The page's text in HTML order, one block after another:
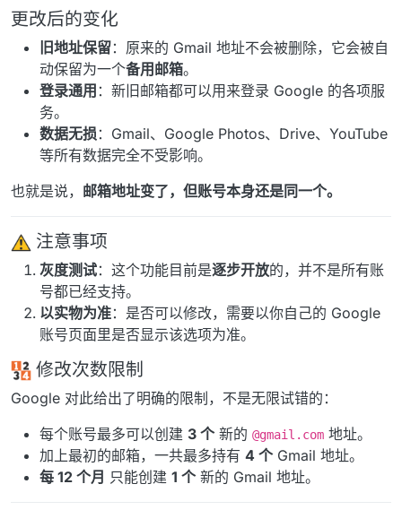
更改后的变化
旧地址保留：原来的 Gmail 地址不会被删除，它会被自
动保留为一个备用邮箱。
登录通用 ：新旧邮箱都可以用来登录 Google 的各项服
务。
数据无损 ：Gmail、Google Photos、Drive、YouTube
等所有数据完全不受影响。
也就是说， 邮箱地址变了，但账号本身还是同一个。
️ 注意事项
灰度测试：这个功能目前是逐步开放的，并不是所有账
号都已经支持。
以实物为准：是否可以修改，需要以你自己的 Google
账号页面里是否显示该选项为准。
修改次数限制
Google 对此给出了明确的限制，不是无限试错的：
每个账号最多可以创建 3 个新的 @gmail.com 地址。
加上最初的邮箱，一共最多持有 4 个Gmail 地址。
每 12 个月 只能创建 1 个新的 Gmail 地址。